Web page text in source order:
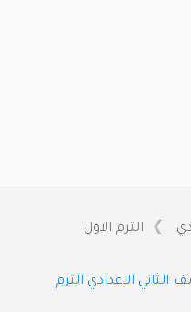
الترم الاول
الاعدادي الترم